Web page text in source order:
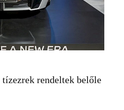
rendeltek belőle